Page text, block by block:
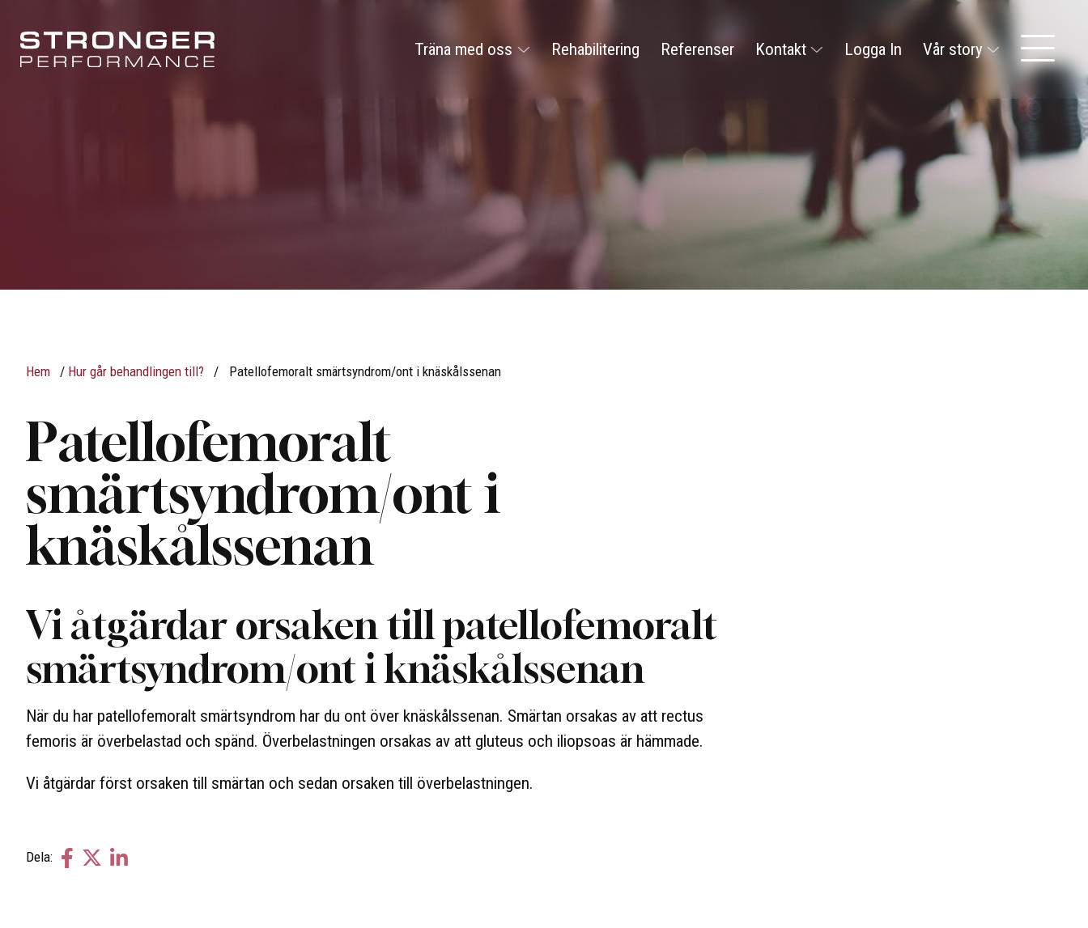
Träna med oss Rehabilitering Referenser Kontakt Logga In Vår story
Hem / Hur går behandlingen till? / Patellofemoralt smärtsyndrom/ont i knäskålssenan
Patellofemoralt
smärtsyndrom/ont i
knäskålssenan
Vi åtgärdar orsaken till patellofemoralt
smärtsyndrom/ont i knäskålssenan
När du har patellofemoralt smärtsyndrom har du ont över knäskålssenan. Smärtan orsakas av att rectus
femoris är överbelastad och spänd. Överbelastningen orsakas av att gluteus och iliopsoas är hämmade.
Vi åtgärdar först orsaken till smärtan och sedan orsaken till överbelastningen.
Dela:
Dela
DelaDela